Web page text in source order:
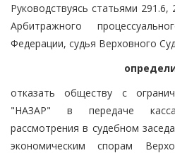
Руководствуясь статьями
Арбитражного
Федерации, судья Верховного
отказать обществу с
"НАЗАР" в передаче
рассмотрения в судебном
экономическим спорам